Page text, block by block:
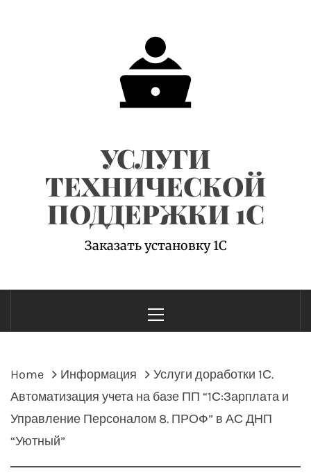
УСЛУГИ
ТЕХНИЧЕСКОЙ
ПОДДЕРЖКИ 1С
Заказать установку 1С
Menu
Home Информация
Услуги доработки 1С.
Автоматизация учета на базе ПП “1С:Зарплата и
Управление Персоналом 8. ПРОФ” в АС ДНП
“Уютный”